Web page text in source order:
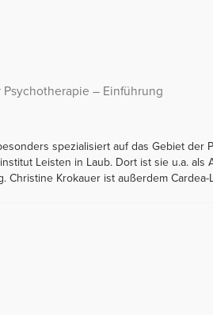
– Einführung
spezialisiert auf das Gebiet der
Leisten in Laub. Dort ist sie u.a.
Christine Krokauer ist außerdem